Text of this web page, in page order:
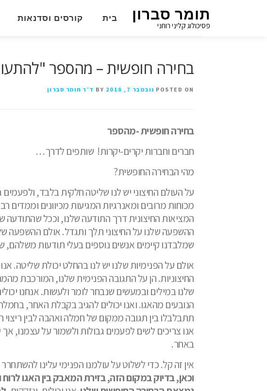
תומר סברון
פסיכולוג קליני רוחני
בית קורסים וסדנאות
בחירה חופשית – מהספר
POSTED ON נובמבר 7, 2018 ד״ר תומר סברון
בחירה חופשית -מהספר
חברים וחברות יקרים-יקרות! שותפים לדרך…
מהי הבחירה החופשית?
על העולם החיצוני יש לנו שליטה חלקית בלבד,
מכוחות מרובים ומאנרגיות המגיעות מכיוונים וממדים
המציאות החיצונית דרך התודעה שלנו, וככל שהתודעה
ההשפעה שלנו על החיצוני תלך ותגדל. אולם ההשפעה
שמלבדנו קיימים אנשים נוספים בעלי תודעות
אולם על הפנימיות שלנו יש לנו בהחלט יכולת שליטה.
החיצוניות. הן על התגובה הפנימית שלנו, המורכבת
שלנו במילים ובמעשים שנבחר לומר ולעשות. אנחנו
הנובעים מהאגו. ואנו יכולים להגיב בקבלת האחר,
תתבלבלו בין תגובה ממקום של חמלה ואהבה לבין
אנו צריכים לשים לפעמים גבולות ולשמור על עצמנו,
באחר.
אין זה קל. כדי לשלוט על עולמנו הפנימי עלינו
וכאן, בדיוק במקום הזה, בזירת המאבק בין האגו